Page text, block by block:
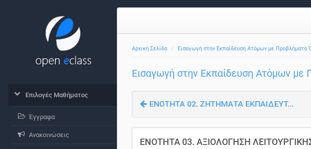
Αρχική Σελίδα Εισαγωγή στην Εκπαίδευση Ατόμων με Προβλήματα
Εισαγωγή στην Εκπαίδευση Ατόμων με
ΕΝΟΤΗΤΑ 02. ΖΗΤΗΜΑΤΑ ΕΚΠΑΙΔΕΥΤ...
ΕΝΟΤΗΤΑ 03. ΑΞΙΟΛΟΓΗΣΗ
Επιλογές Μαθήματος
Έγγραφα
Ανακοινώσεις